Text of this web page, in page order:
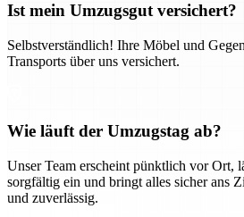
Ist mein Umzugsgut versichert?
Selbstverständlich! Ihre Möbel und
Transports über uns versichert.
Wie läuft der Umzugstag ab?
Unser Team erscheint pünktlich vor Ort,
sorgfältig ein und bringt alles sicher ans
und zuverlässig.